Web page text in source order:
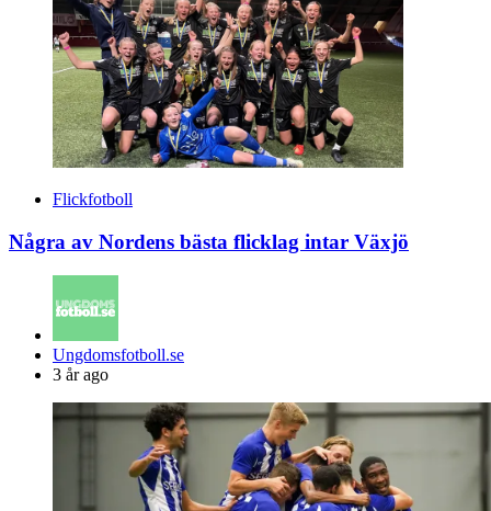
Flickfotboll
Några av Nordens bästa flicklag intar Växjö
Posted
by
Ungdomsfotboll.se
3 år ago